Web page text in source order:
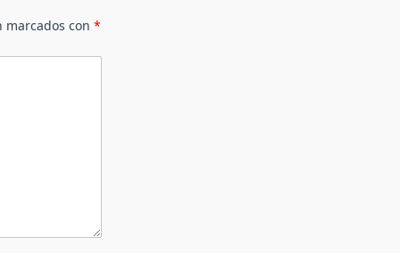
marcados con *